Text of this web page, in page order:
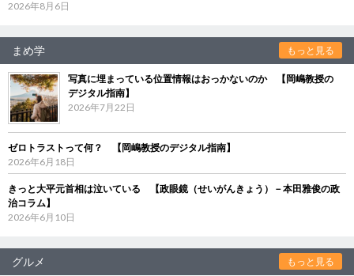
2026年8月6日
まめ学 もっと見る
写真に埋まっている位置情報はおっかないのか 【岡嶋教授の
デジタル指南】
2026年7月22日
ゼロトラストって何？ 【岡嶋教授のデジタル指南】
2026年6月18日
きっと大平元首相は泣いている 【政眼鏡（せいがんきょう）－本田雅俊の政
治コラム】
2026年6月10日
グルメ もっと見る